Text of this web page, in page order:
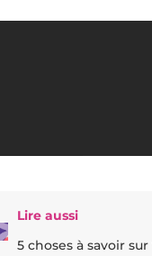
Lire aussi
5 choses à savoir